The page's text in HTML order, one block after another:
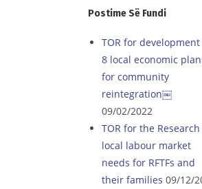
Postime Së Fundi
TOR for
8 local economic
for community
reintegration￼
09/02/2022
TOR for the
local labour market
needs for RFTFs and
their families 09/12/